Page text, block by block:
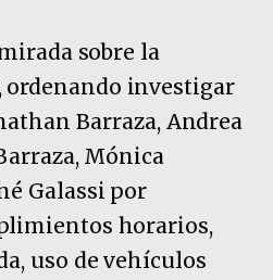
sobre la
ordenando investigar
Barraza, Andrea
Mónica
Galassi por
horarios,
uso de vehículos